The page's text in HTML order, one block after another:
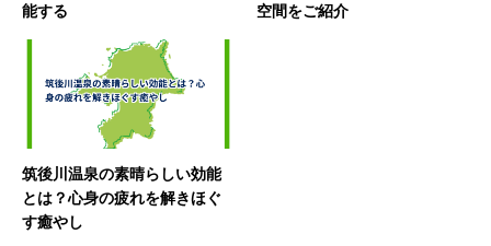
能する
空間をご紹介
筑後川温泉の素晴らしい効能
とは？心身の疲れを解きほぐ
す癒やし